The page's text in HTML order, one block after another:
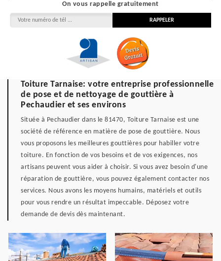
On vous rappelle gratuitement
Toiture Tarnaise: votre entreprise professionnelle
de pose et de nettoyage de gouttière à
Pechaudier et ses environs
Située à Pechaudier dans le 81470, Toiture Tarnaise est une
société de référence en matière de pose de gouttière. Nous
vous proposons les meilleures gouttières pour habiller votre
toiture. En fonction de vos besoins et de vos exigences, nos
artisans peuvent vous aider à choisir. Si vous avez besoin d'une
réparation de gouttière, vous pouvez également contacter nos
services. Nous avons les moyens humains, matériels et outils
pour vous rendre un résultat impeccable. Déposez votre
demande de devis dès maintenant.